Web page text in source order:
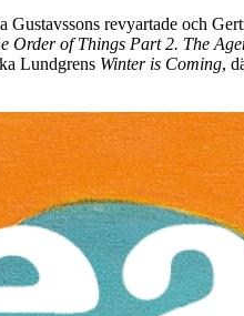
revyartade och
Order of Things Part 2. The
Lundgrens Winter is Coming,